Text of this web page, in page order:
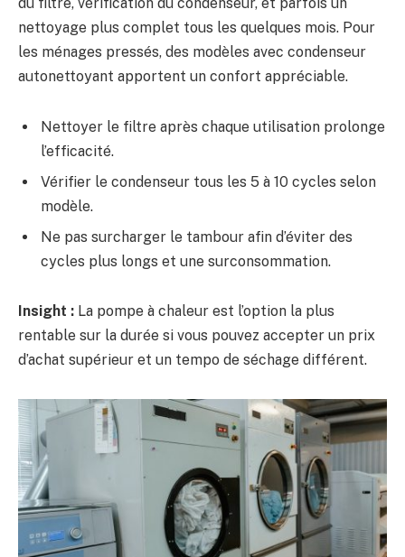
nettoyage plus complet tous les quelques mois. Pour
les ménages pressés, des modèles avec condenseur
autonettoyant apportent un confort appréciable.
Nettoyer le filtre après chaque utilisation prolonge
l’efficacité.
Vérifier le condenseur tous les 5 à 10 cycles selon
modèle.
Ne pas surcharger le tambour afin d’éviter des
cycles plus longs et une surconsommation.
Insight : La pompe à chaleur est l’option la plus
rentable sur la durée si vous pouvez accepter un prix
d’achat supérieur et un tempo de séchage différent.